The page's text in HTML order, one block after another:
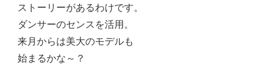
ストーリーがあるわけです。
ダンサーのセンスを活用。
来月からは美大のモデルも
始まるかな～？